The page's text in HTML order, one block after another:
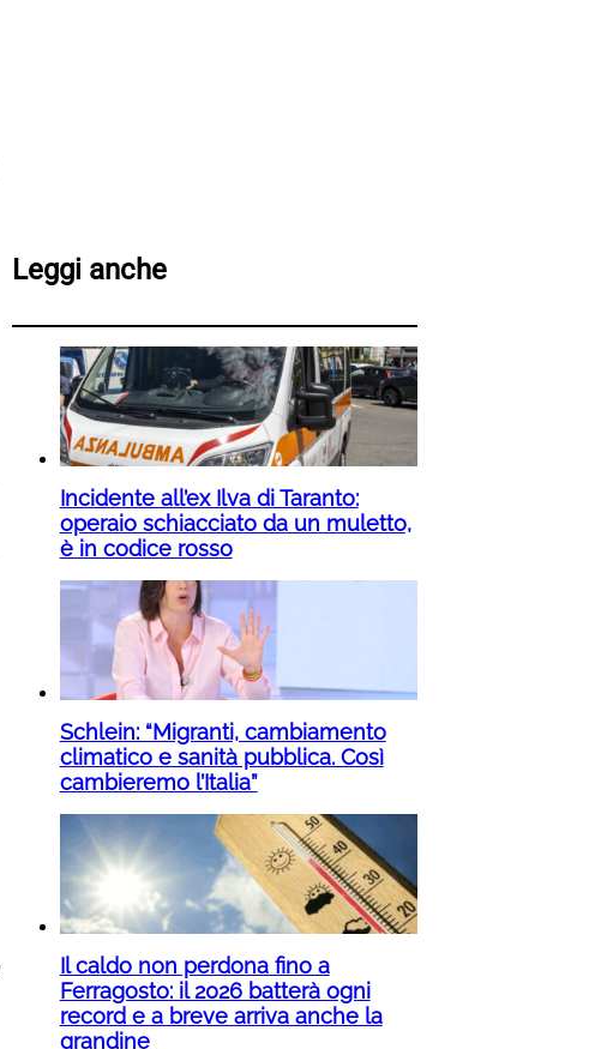
Leggi anche
Incidente all’ex Ilva di Taranto:
operaio schiacciato da un muletto,
è in codice rosso
Schlein: “Migranti, cambiamento
climatico e sanità pubblica. Così
cambieremo l’Italia”
Il caldo non perdona fino a
Ferragosto: il 2026 batterà ogni
record e a breve arriva anche la
grandine